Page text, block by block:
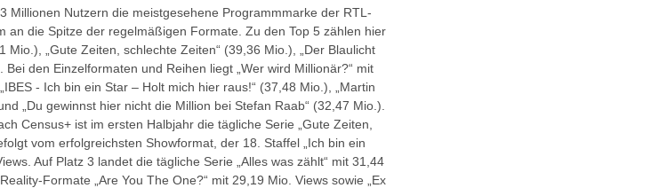
Millionen Nutzern die meistgesehene Programmmarke der RTL-
an die Spitze der regelmäßigen Formate. Zu den Top 5 zählen hier
Mio.), „Gute Zeiten, schlechte Zeiten“ (39,36 Mio.), „Der Blaulicht
Bei den Einzelformaten und Reihen liegt „Wer wird Millionär?“ mit
- Ich bin ein Star – Holt mich hier raus!“ (37,48 Mio.), „Martin
„Du gewinnst hier nicht die Million bei Stefan Raab“ (32,47 Mio.).
Census+ ist im ersten Halbjahr die tägliche Serie „Gute Zeiten,
vom erfolgreichsten Showformat, der 18. Staffel „Ich bin ein
Auf Platz 3 landet die tägliche Serie „Alles was zählt“ mit 31,44
Formate „Are You The One?“ mit 29,19 Mio. Views sowie „Ex